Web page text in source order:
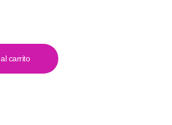
mochilas o donde
de los coches. Con un
carrito